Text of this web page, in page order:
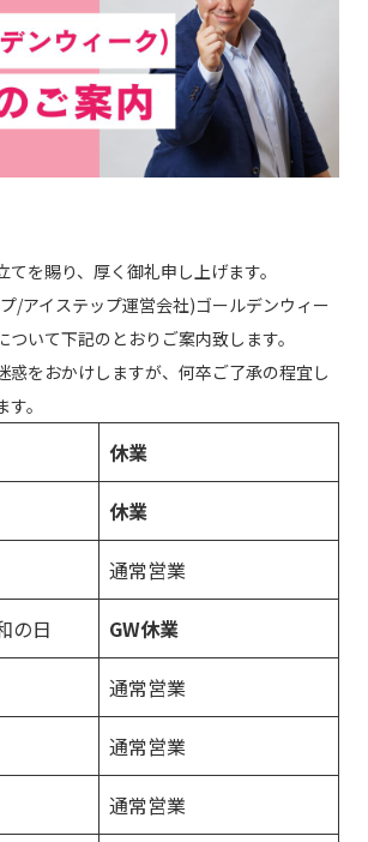
を賜り、厚く御礼申し上げます。
/アイステップ運営会社)ゴールデンウィー
ついて下記のとおりご案内致します。
惑をおかけしますが、何卒ご了承の程宜し
。
休業
休業
通常営業
の日 GW休業
通常営業
通常営業
通常営業